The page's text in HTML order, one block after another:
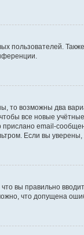
пользователей.
то возможны два
все новые
email-
Если вы
вы правильно
что допущена